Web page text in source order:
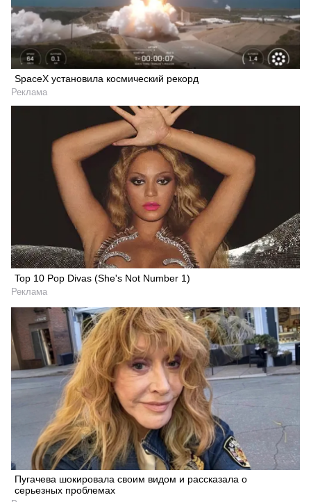
SpaceX установила космический рекорд
Реклама
Top 10 Pop Divas (She's Not Number 1)
Реклама
Пугачева шокировала своим видом и рассказала о
серьезных проблемах